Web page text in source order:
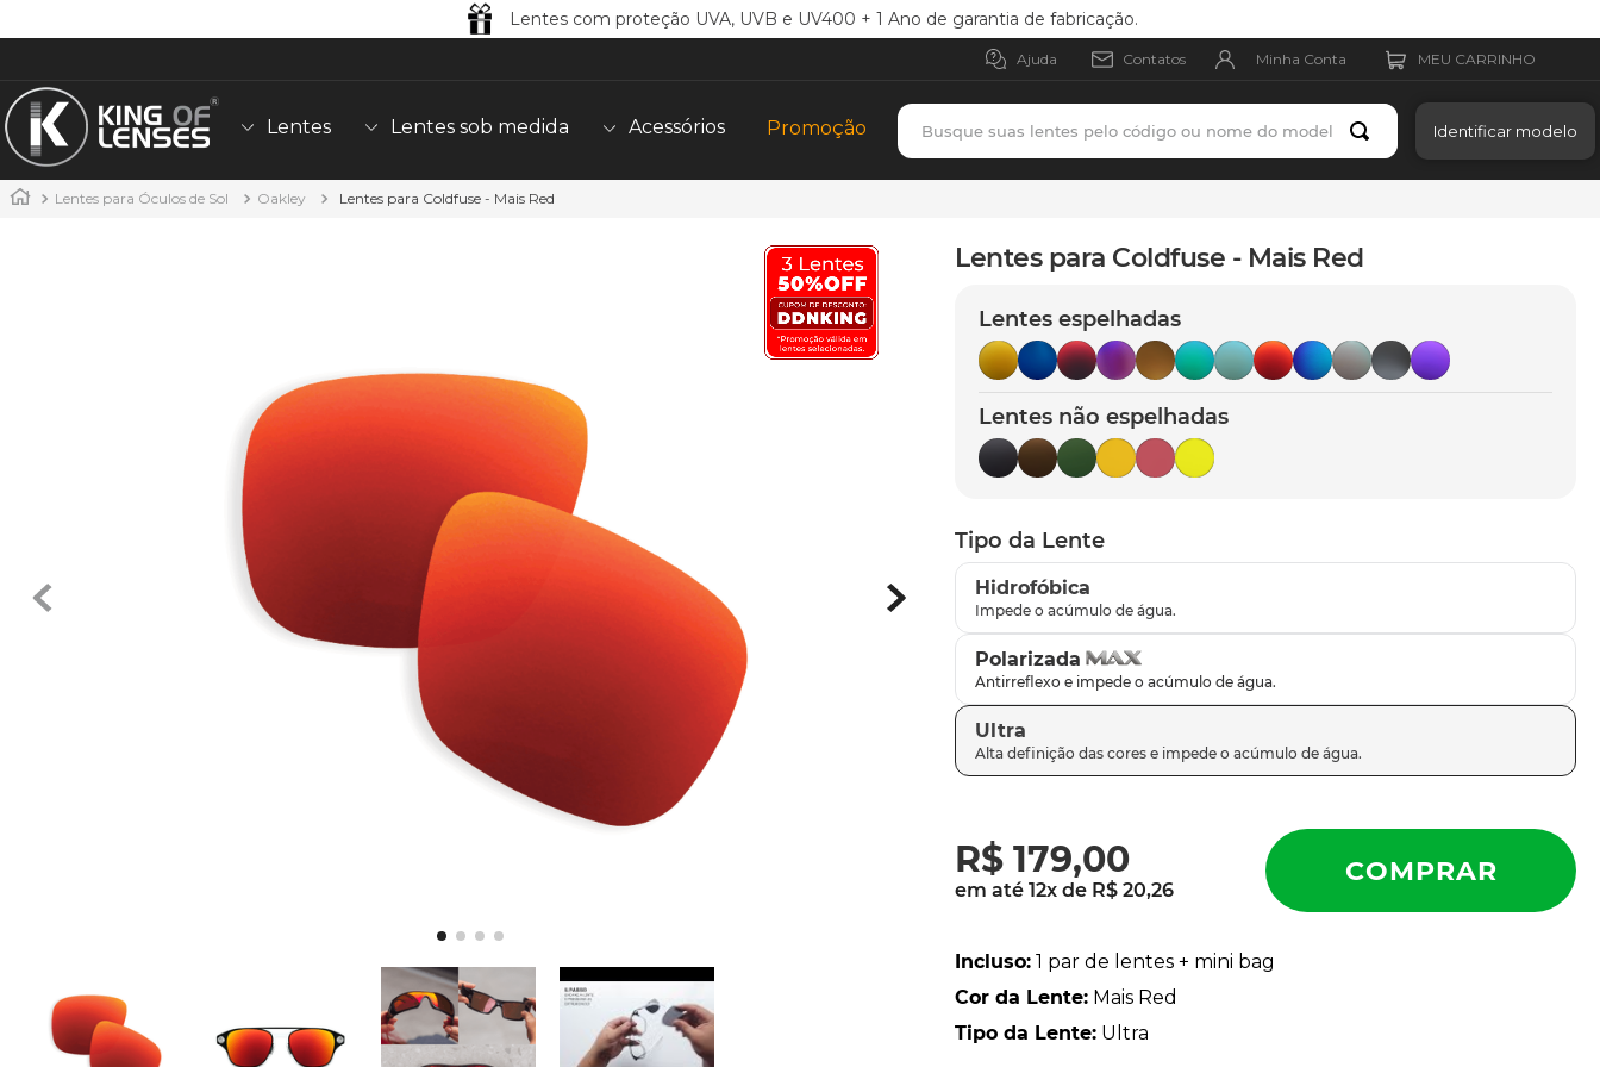
Lentes com proteção UVA, UVB e UV400 + 1 Ano de garantia de fabricação.
Ajuda Contatos Minha Conta
Lentes Lentes sob medida Acessórios Promoção
Busque suas lentes pelo código ou nome do modelo
Identificar modelo
Lentes para Óculos de Sol Oakley Lentes para Coldfuse - Mais Red
Lentes para Coldfuse - Mais Red
Lentes espelhadas
Lentes não espelhadas
Tipo da Lente
Hidrofóbica
Polarizada
Ultra
R$ 179,00
em até12x de R$ 20,26
Incluso: 1 par de lentes + mini bag
Cor da Lente: Mais Red
Tipo da Lente: Ultra
8
parafusos
gascan